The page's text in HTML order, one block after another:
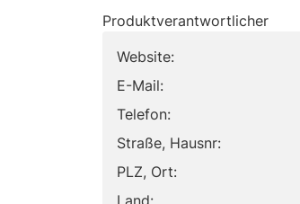
Produktverantwortlicher
Website:
E-Mail:
Telefon:
Straße, Hausnr:
PLZ, Ort:
Land: